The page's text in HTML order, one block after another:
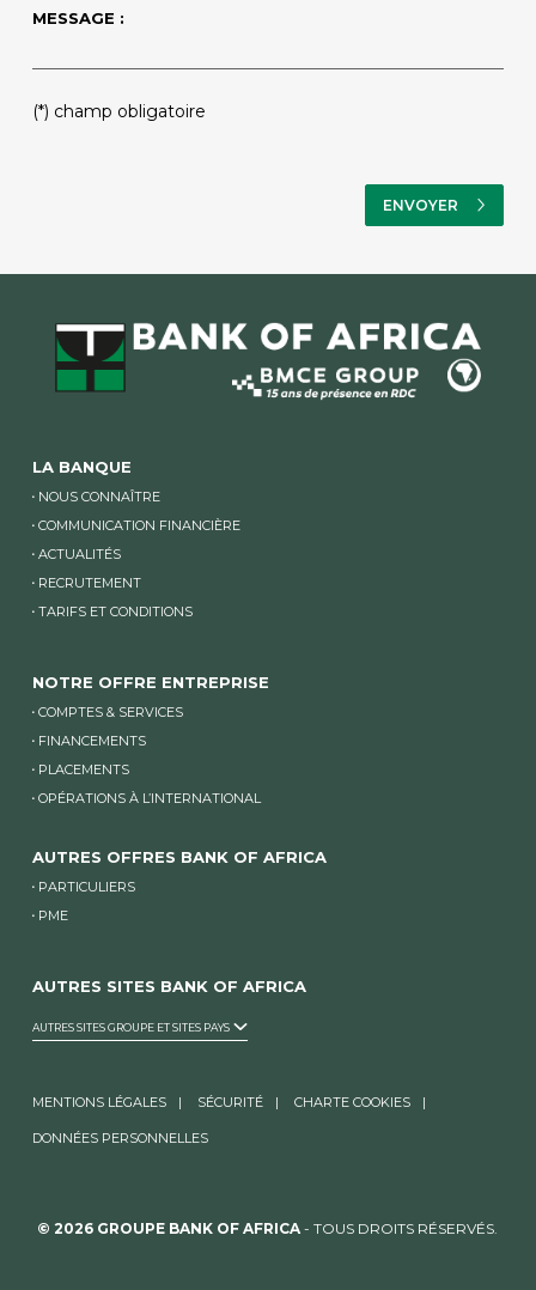
MESSAGE :
(*) champ obligatoire
LA BANQUE
NOUS CONNAÎTRE
COMMUNICATION FINANCIÈRE
ACTUALITÉS
RECRUTEMENT
TARIFS ET CONDITIONS
NOTRE OFFRE ENTREPRISE
COMPTES & SERVICES
FINANCEMENTS
PLACEMENTS
OPÉRATIONS À L’INTERNATIONAL
AUTRES OFFRES BANK OF AFRICA
PARTICULIERS
PME
AUTRES SITES BANK OF AFRICA
AUTRES SITES GROUPE ET SITES PAYS
MENTIONS LÉGALES SÉCURITÉ CHARTE COOKIES
DONNÉES PERSONNELLES
© 2026 GROUPE BANK OF AFRICA - TOUS DROITS RÉSERVÉS.